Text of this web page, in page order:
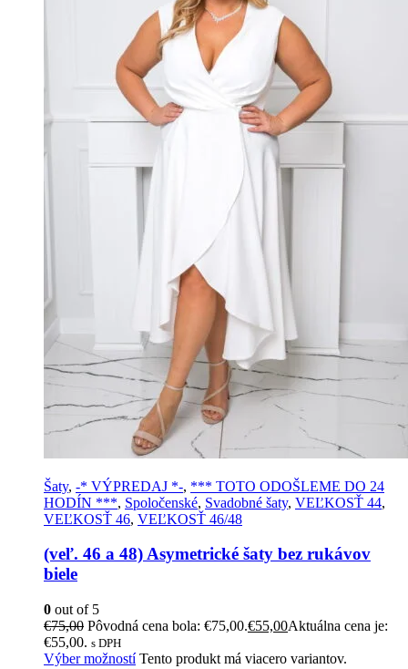
Šaty, -* VÝPREDAJ *-, *** TOTO ODOŠLEME DO 24
HODÍN ***, Spoločenské, Svadobné šaty, VEĽKOSŤ 44,
VEĽKOSŤ 46, VEĽKOSŤ 46/48
(veľ. 46 a 48) Asymetrické šaty bez rukávov
biele
0 out of 5
€75,00 Pôvodná cena bola: €75,00.€55,00Aktuálna cena je:
€55,00. s DPH
Výber možností Tento produkt má viacero variantov.